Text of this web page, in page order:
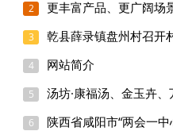
2
更丰富产品、更广阔
3 乾县薛录镇盘州村召开
4 网站简介
5
汤坊·康福汤、金玉卉
6
陕西省咸阳市“两会一